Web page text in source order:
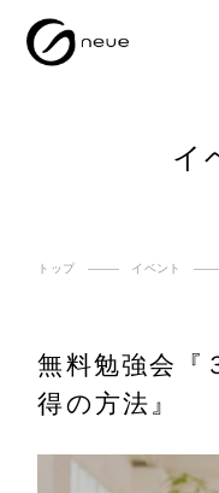
イ
トップ イベント
無料勉強会『
得の方法』